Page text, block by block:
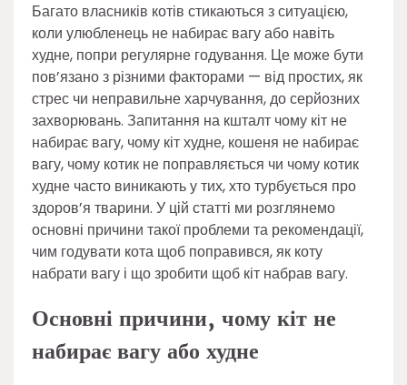
Багато власників котів стикаються з ситуацією,
коли улюбленець не набирає вагу або навіть
худне, попри регулярне годування. Це може бути
пов’язано з різними факторами — від простих, як
стрес чи неправильне харчування, до серйозних
захворювань. Запитання на кшталт чому кіт не
набирає вагу, чому кіт худне, кошеня не набирає
вагу, чому котик не поправляється чи чому котик
худне часто виникають у тих, хто турбується про
здоров’я тварини. У цій статті ми розглянемо
основні причини такої проблеми та рекомендації,
чим годувати кота щоб поправився, як коту
набрати вагу і що зробити щоб кіт набрав вагу.
Основні причини, чому кіт не
набирає вагу або худне